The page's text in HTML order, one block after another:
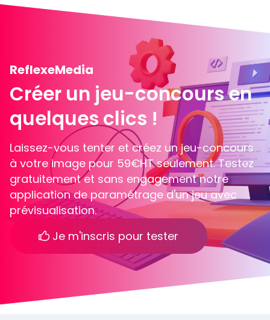
ReflexeMedia
Créer un jeu-concours en
quelques clics !
Laissez-vous tenter et créez un jeu-concours
à votre image pour 59€HT seulement. Testez
gratuitement et sans engagement notre
application de paramétrage d'un jeu avec
prévisualisation.
Je m'inscris pour tester